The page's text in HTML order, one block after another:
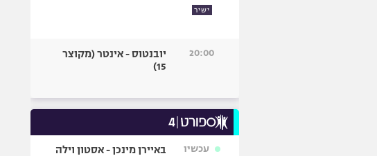
ישיר
20:00
יובנטוס - אינטר (מקוצר
15)
עכשיו
באיירן מינכן - אסטון וילה